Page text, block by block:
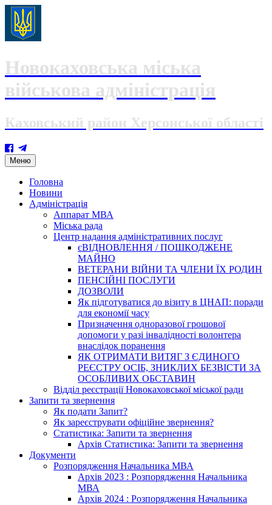
Новокаховська міська
військова адміністрація
Каховський район Херсонської області
Меню Skip
to
content
Головна
Новини
Адміністрація
Аппарат МВА
Міська рада
Центр надання адміністративних послуг
єВІДНОВЛЕННЯ / ПОШКОДЖЕНЕ
МАЙНО
ВЕТЕРАНИ ВІЙНИ ТА ЧЛЕНИ ЇХ РОДИН
ПЕНСІЙНІ ПОСЛУГИ
ДОЗВОЛИ
Як підготуватися до візиту в ЦНАП: поради
для економії часу
Призначення одноразової грошової
допомоги у разі інвалідності волонтера
внаслідок поранення
ЯК ОТРИМАТИ ВИТЯГ З ЄДИНОГО
РЕЄСТРУ ОСІБ, ЗНИКЛИХ БЕЗВІСТИ ЗА
ОСОБЛИВИХ ОБСТАВИН
Відділ реєстрації Новокаховської міської ради
Запити та звернення
Як подати Запит?
Як зареєструвати офіційне звернення?
Статистика: Запити та звернення
Архів Статистика: Запити та звернення
Документи
Розпорядження Начальника МВА
Архів 2023 : Розпорядження Начальника
МВА
Архів 2024 : Розпорядження Начальника